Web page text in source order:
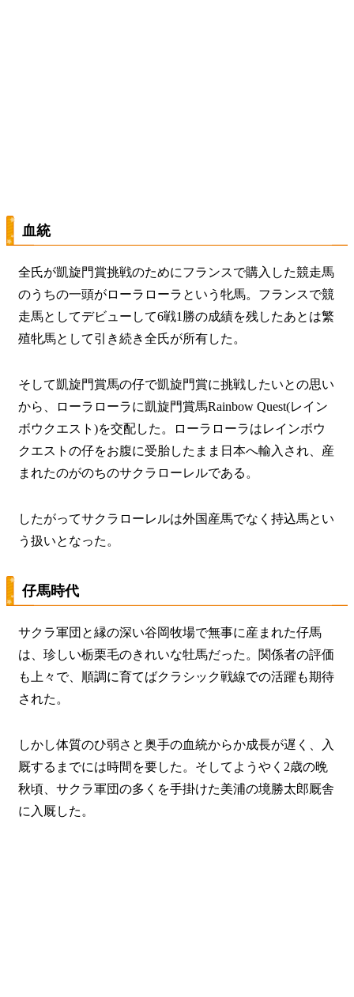
血統
全氏が凱旋門賞挑戦のためにフランスで購入した競走馬
のうちの一頭がローラローラという牝馬。フランスで競
走馬としてデビューして6戦1勝の成績を残したあとは繁
殖牝馬として引き続き全氏が所有した。
そして凱旋門賞馬の仔で凱旋門賞に挑戦したいとの思い
から、ローラローラに凱旋門賞馬Rainbow Quest(レイン
ボウクエスト)を交配した。ローラローラはレインボウ
クエストの仔をお腹に受胎したまま日本へ輸入され、産
まれたのがのちのサクラローレルである。
したがってサクラローレルは外国産馬でなく持込馬とい
う扱いとなった。
仔馬時代
サクラ軍団と縁の深い谷岡牧場で無事に産まれた仔馬
は、珍しい栃栗毛のきれいな牡馬だった。関係者の評価
も上々で、順調に育てばクラシック戦線での活躍も期待
された。
しかし体質のひ弱さと奥手の血統からか成長が遅く、入
厩するまでには時間を要した。そしてようやく2歳の晩
秋頃、サクラ軍団の多くを手掛けた美浦の境勝太郎厩舎
に入厩した。